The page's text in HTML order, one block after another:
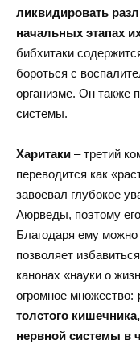
ликвидировать
начальных этапах
бибхитаки
бороться с
организме. Он также
системы.
Харитаки – третий
переводится как
завоевал глубокое
Аюрведы, поэтому
Благодаря ему
позволяет
канонах «науки о
огромное множество:
толстого
нервной системы в